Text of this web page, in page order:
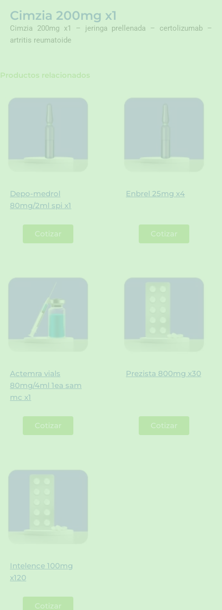
Cimzia 200mg x1
Cimzia 200mg x1 – jeringa prellenada – certolizumab –
artritis reumatoide
Productos relacionados
Depo-medrol
80mg/2ml spi x1
Cotizar
Enbrel 25mg x4
Cotizar
Actemra vials
80mg/4ml 1ea sam
mc x1
Cotizar
Prezista 800mg x30
Cotizar
Intelence 100mg
x120
Cotizar